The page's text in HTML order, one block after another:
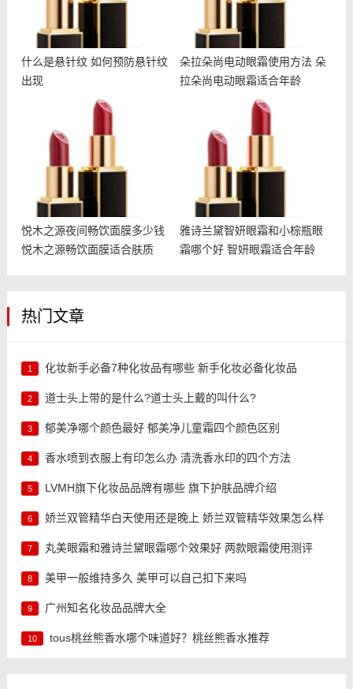
什么是悬针纹 如何预防悬针纹
出现
朵拉朵尚电动眼霜使用方法 朵
拉朵尚电动眼霜适合年龄
悦木之源夜间畅饮面膜多少
悦木之源夜间畅饮面膜多少钱
悦木之源畅饮面膜适合肤质
雅诗兰黛智妍眼霜和小棕瓶
雅诗兰黛智妍眼霜和小棕瓶眼
霜哪个好 智妍眼霜适合年龄
热门文章
1 化妆新手必备7种化妆品有哪些 新手化妆必备化妆品
2 道士头上带的是什么?道士头上戴的叫什么?
3 郁美净哪个颜色最好 郁美净儿童霜四个颜色区别
4 香水喷到衣服上有印怎么办 清洗香水印的四个方法
5 LVMH旗下化妆品品牌有哪些 旗下护肤品牌介绍
6 娇兰双管精华白天使用还是晚上 娇兰双管精华效果怎么样
7 丸美眼霜和雅诗兰黛眼霜哪个效果好 两款眼霜使用测评
8 美甲一般维持多久 美甲可以自己扣下来吗
9 广州知名化妆品品牌大全
10 tous桃丝熊香水哪个味道好？桃丝熊香水推荐